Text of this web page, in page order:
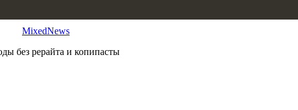
MixedNews
без рерайта и копипасты